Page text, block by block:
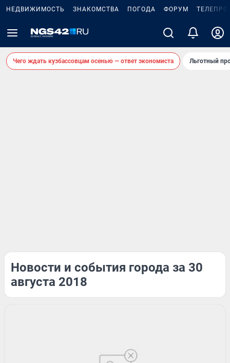
НЕДВИЖИМОСТЬ ЗНАКОМСТВА ПОГОДА ФОРУМ
Чего ждать кузбассовцам осенью — ответ экономиста Льготный
Новости и события города за 30
августа 2018